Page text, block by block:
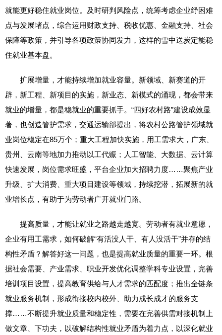
就能更好稳住就业岗位。及时研判风险点，统筹考虑企业纾困难
点与发展堵点，综合运用财政支持、税收优惠、金融支持、社会
保障等政策，并引导各项政策协同发力，这样的雪中送炭定能稳
住就业基本盘。
扩展增量，才能持续增加就业容量。新领域、新赛道的开
辟，新工程、新项目的实施，新业态、新模式的涌现，都会带来
就业的增量，都是稳就业的重要抓手。“四好农村路”建设成效显
著，也创造管护需求，交通运输部提出，将农村公路管护领域就
业岗位稳定在85万个；重大工程加快实施，用工需求大，广东、
贵州、云南等地加力推动以工代赈；人工智能、大数据、云计算
快速发展，岗位需求旺盛，平台企业加大招聘力度……聚焦产业
升级、扩大消费、重大项目建设等领域，持续挖潜，拓展新的就
业增长点，有助于为劳动者广开就业门路。
提高质量，才能让就业之路越走越宽。劳动者有就业意愿，
企业有用工需求，如何破解“有活没人干、有人没活干”并存的结
构性矛盾？解答好这一问题，也是提高就业质量的重要一环。根
据社会需要、产业需求、职业开发优化调整学科专业设置，完善
培训项目设置，提高教育供给与人才需求的匹配度；推出全链条
就业服务机制，形成衔接校内校外、助力成长成才的服务支
撑……不断提升就业质量和稳定性，需要在完善供需对接机制上
做文章、下功夫，以破解结构性就业矛盾为着力点，以深化就业